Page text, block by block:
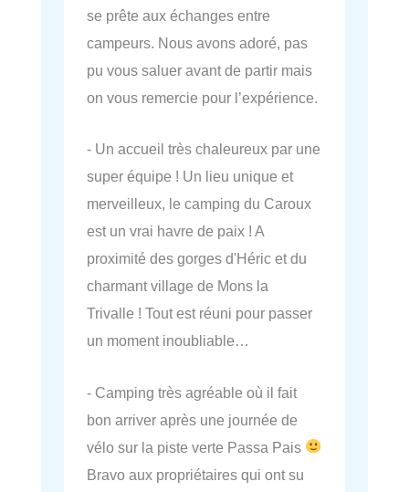
se prête aux échanges entre
campeurs. Nous avons adoré, pas
pu vous saluer avant de partir mais
on vous remercie pour l’expérience.
- Un accueil très chaleureux par une
super équipe ! Un lieu unique et
merveilleux, le camping du Caroux
est un vrai havre de paix ! A
proximité des gorges d'Héric et du
charmant village de Mons la
Trivalle ! Tout est réuni pour passer
un moment inoubliable…
- Camping très agréable où il fait
bon arriver après une journée de
vélo sur la piste verte Passa Pais
Bravo aux propriétaires qui ont su